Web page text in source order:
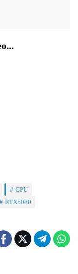
GPU
RTX5080